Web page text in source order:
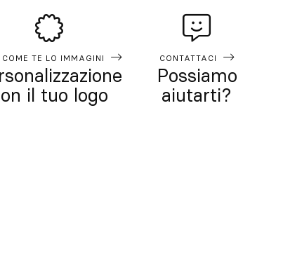
COME TE LO IMMAGINI
il tuo logo
CONTATTACI
Possiamo
aiutarti?